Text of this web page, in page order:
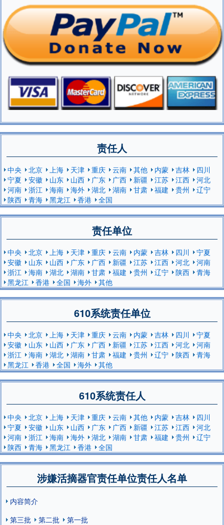
责任人
中央 北京 上海 天津 重庆 云南 其他 内蒙 吉林
四川
宁夏
安徽 山东 山西 广东 广西 新疆 江苏 江西
河北
河南
浙江 海南 海外 湖北 湖南 甘肃 福建 贵州
辽宁
陕西
青海 黑龙江 香港 全国
责任单位
中央 北京 上海 天津 重庆 云南 内蒙 吉林 四川
宁夏
安徽
山东 山西 广东 广西 新疆 江苏 江西 河北
河南
浙江
海南 湖北 湖南 甘肃 福建 贵州 辽宁 陕西
青海
黑龙江
香港 全国 海外 其他
610系统责任单位
中央 北京 上海 天津 重庆 云南 内蒙 吉林 四川
宁夏
安徽
山东 山西 广东 广西 新疆 江苏 江西 河北
河南
浙江
海南 湖北 湖南 甘肃 福建 贵州 辽宁 陕西
青海
黑龙江
香港 全国 海外 其他
610系统责任人
中央 北京 上海 天津 重庆 云南 其他 内蒙 吉林
四川
宁夏
安徽 山东 山西 广东 广西 新疆 江苏 江西
河北
河南
浙江 海南 海外 湖北 湖南 甘肃 福建 贵州
辽宁
陕西
青海 黑龙江 香港 全国
涉嫌活摘器官责任单位责任人名单
内容简介
第三批
第二批 第一批